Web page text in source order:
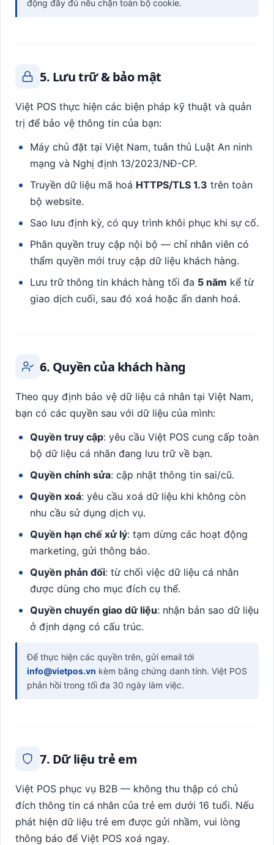
động đầy đủ nếu chặn toàn bộ cookie.
5. Lưu trữ & bảo mật
Việt POS thực hiện các biện pháp kỹ thuật và quản
trị để bảo vệ thông tin của bạn:
Máy chủ đặt tại Việt Nam, tuân thủ Luật An ninh
mạng và Nghị định 13/2023/NĐ-CP.
Truyền dữ liệu mã hoá HTTPS/TLS 1.3 trên toàn
bộ website.
Sao lưu định kỳ, có quy trình khôi phục khi sự cố.
Phân quyền truy cập nội bộ — chỉ nhân viên có
thẩm quyền mới truy cập dữ liệu khách hàng.
Lưu trữ thông tin khách hàng tối đa 5 năm kể từ
giao dịch cuối, sau đó xoá hoặc ẩn danh hoá.
6. Quyền của khách hàng
Theo quy định bảo vệ dữ liệu cá nhân tại Việt Nam,
bạn có các quyền sau với dữ liệu của mình:
Quyền truy cập: yêu cầu Việt POS cung cấp toàn
bộ dữ liệu cá nhân đang lưu trữ về bạn.
Quyền chỉnh sửa: cập nhật thông tin sai/cũ.
Quyền xoá: yêu cầu xoá dữ liệu khi không còn
nhu cầu sử dụng dịch vụ.
Quyền hạn chế xử lý: tạm dừng các hoạt động
marketing, gửi thông báo.
Quyền phản đối: từ chối việc dữ liệu cá nhân
được dùng cho mục đích cụ thể.
Quyền chuyển giao dữ liệu: nhận bản sao dữ liệu
ở định dạng có cấu trúc.
Để thực hiện các quyền trên, gửi email tới
info@vietpos.vn kèm bằng chứng danh tính. Việt POS
phản hồi trong tối đa 30 ngày làm việc.
7. Dữ liệu trẻ em
Việt POS phục vụ B2B — không thu thập có chủ
đích thông tin cá nhân của trẻ em dưới 16 tuổi. Nếu
phát hiện dữ liệu trẻ em được gửi nhầm, vui lòng
thông báo để Việt POS xoá ngay.